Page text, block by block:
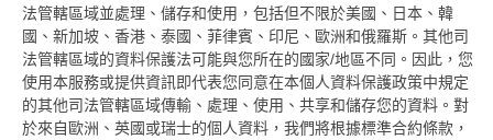
法管轄區域並處理、儲存和使用，包括但不限於美國、日本、韓
國、新加坡、香港、泰國、菲律賓、印尼、歐洲和俄羅斯。其他司
法管轄區域的資料保護法可能與您所在的國家/地區不同。因此，您
使用本服務或提供資訊即代表您同意在本個人資料保護政策中規定
的其他司法管轄區域傳輸、處理、使用、共享和儲存您的資料。對
於來自歐洲、英國或瑞士的個人資料，我們將根據標準合約條款，